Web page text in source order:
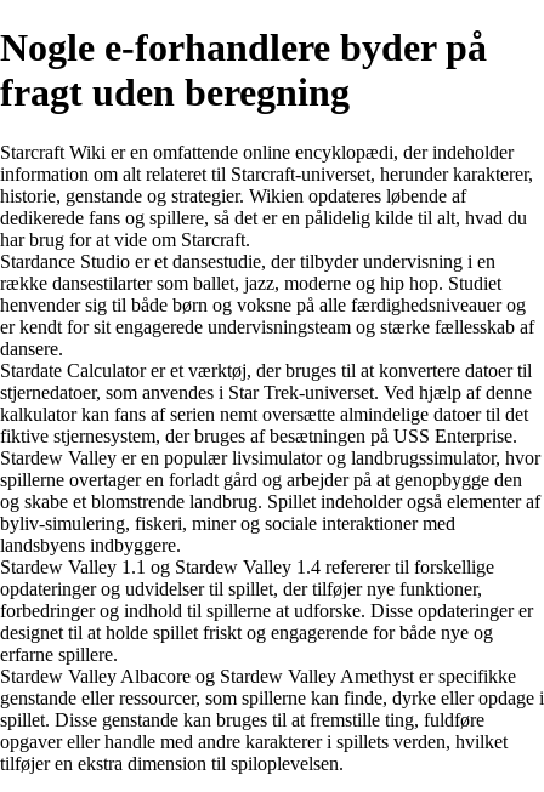
Nogle e-forhandlere byder på
fragt uden beregning
Starcraft Wiki er en omfattende online encyklopædi, der indeholder
information om alt relateret til Starcraft-universet, herunder karakterer,
historie, genstande og strategier. Wikien opdateres løbende af
dedikerede fans og spillere, så det er en pålidelig kilde til alt, hvad du
har brug for at vide om Starcraft.
Stardance Studio er et dansestudie, der tilbyder undervisning i en
række dansestilarter som ballet, jazz, moderne og hip hop. Studiet
henvender sig til både børn og voksne på alle færdighedsniveauer og
er kendt for sit engagerede undervisningsteam og stærke fællesskab af
dansere.
Stardate Calculator er et værktøj, der bruges til at konvertere datoer til
stjernedatoer, som anvendes i Star Trek-universet. Ved hjælp af denne
kalkulator kan fans af serien nemt oversætte almindelige datoer til det
fiktive stjernesystem, der bruges af besætningen på USS Enterprise.
Stardew Valley er en populær livsimulator og landbrugssimulator, hvor
spillerne overtager en forladt gård og arbejder på at genopbygge den
og skabe et blomstrende landbrug. Spillet indeholder også elementer af
byliv-simulering, fiskeri, miner og sociale interaktioner med
landsbyens indbyggere.
Stardew Valley 1.1 og Stardew Valley 1.4 refererer til forskellige
opdateringer og udvidelser til spillet, der tilføjer nye funktioner,
forbedringer og indhold til spillerne at udforske. Disse opdateringer er
designet til at holde spillet friskt og engagerende for både nye og
erfarne spillere.
Stardew Valley Albacore og Stardew Valley Amethyst er specifikke
genstande eller ressourcer, som spillerne kan finde, dyrke eller opdage i
spillet. Disse genstande kan bruges til at fremstille ting, fuldføre
opgaver eller handle med andre karakterer i spillets verden, hvilket
tilføjer en ekstra dimension til spiloplevelsen.